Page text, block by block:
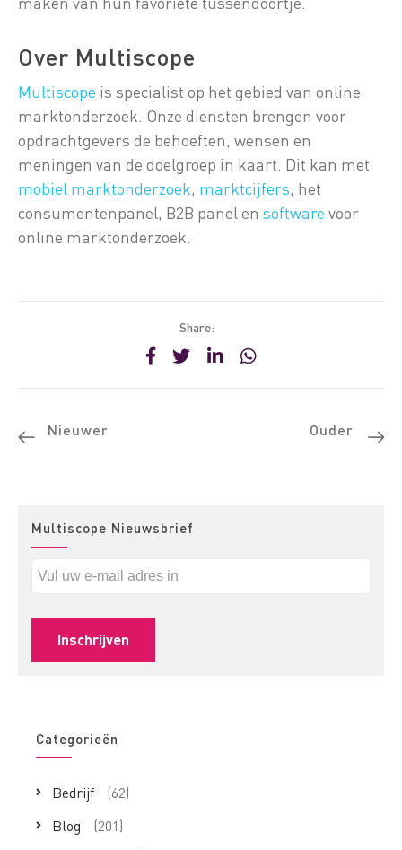
Over Multiscope
Multiscope is specialist op het gebied van online
marktonderzoek. Onze diensten brengen voor
opdrachtgevers de behoeften, wensen en
meningen van de doelgroep in kaart. Dit kan met
mobiel marktonderzoek, marktcijfers, het
consumentenpanel, B2B panel en software voor
online marktonderzoek.
Share:
Nieuwer Ouder
Multiscope Nieuwsbrief
Categorieën
Bedrijf
(62)
Blog
(201)